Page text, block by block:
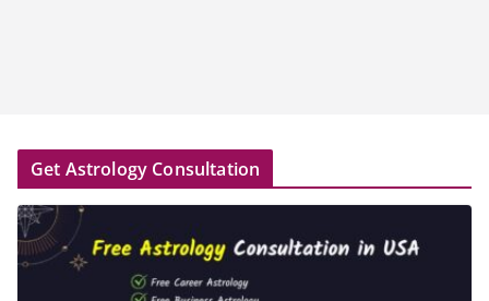
Get Astrology Consultation